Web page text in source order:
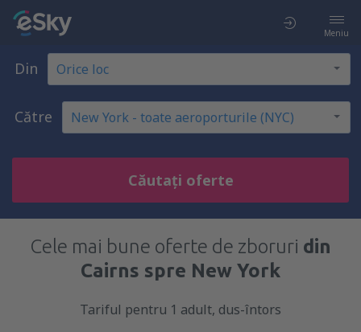
Meniu
Din
Către
Căutați oferte
Cele mai bune oferte de zboruri din
Cairns spre New York
Tariful pentru 1 adult, dus-întors